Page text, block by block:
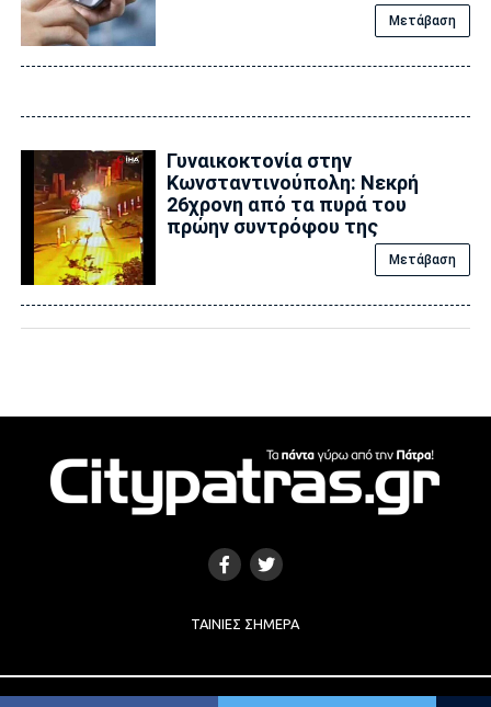
Μετάβαση
Γυναικοκτονία στην
Κωνσταντινούπολη: Νεκρή
26χρονη από τα πυρά του
πρώην συντρόφου της
Μετάβαση
ΤΑΙΝΊΕΣ ΣΉΜΕΡΑ